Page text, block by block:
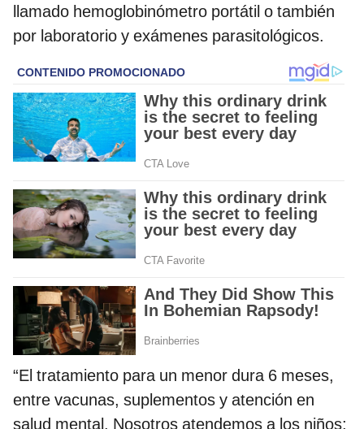
llamado hemoglobinómetro portátil o también
por laboratorio y exámenes parasitológicos.
“El tratamiento para un menor dura 6 meses,
entre vacunas, suplementos y atención en
salud mental. Nosotros atendemos a los niños;